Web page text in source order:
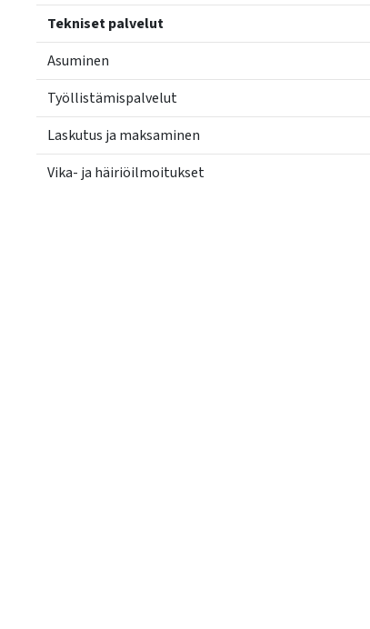
käyttää
Tekniset palvelut
Asuminen
Työllistämispalvelut
Laskutus ja maksaminen
Vika- ja häiriöilmoitukset